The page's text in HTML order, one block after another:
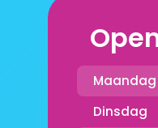
Maandag
Dinsdag